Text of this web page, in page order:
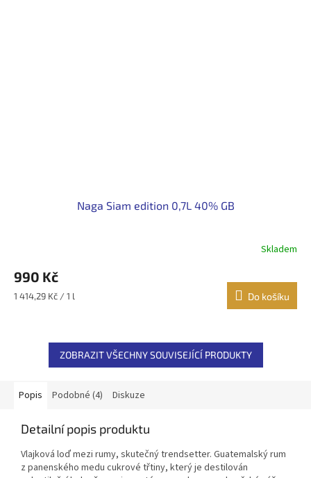
Naga Siam edition 0,7L 40% GB
Skladem
990 Kč
Měrná
1 414,29 Kč / 1 l Do košíku
ZOBRAZIT VŠECHNY SOUVISEJÍCÍ PRODUKTY
Popis Podobné (4) Diskuze
Detailní popis produktu
Vlajková loď mezi rumy, skutečný trendsetter. Guatemalský rum
z panenského medu cukrové třtiny, který je destilován